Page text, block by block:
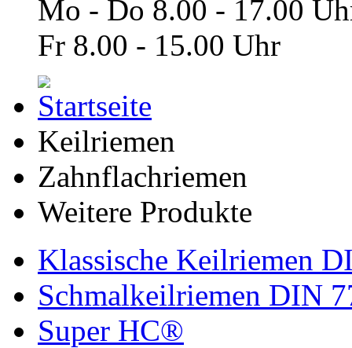
Mo - Do 8.00 - 17.00
Fr 8.00 - 15.00 Uhr
Keilriemen
Zahnflachriemen
Weitere Produkte
Klassische Keilriemen
Schmalkeilriemen DIN
Super HC®